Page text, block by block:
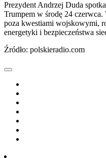
Prezydent Andrzej Duda
Trumpem w środę 24 czerwca.
poza kwestiami wojskowymi,
energetyki i bezpieczeństwa
Źródło: polskieradio.com